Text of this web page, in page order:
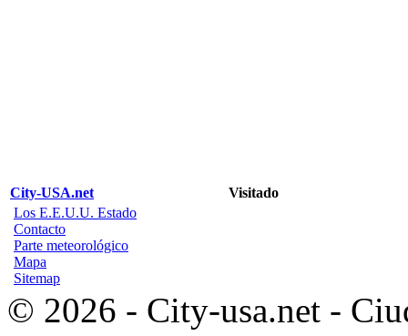
City-USA.net
Visitado
Los E.E.U.U. Estado
Contacto
Parte meteorológico
Mapa
Sitemap
© 2026 - City-usa.net -